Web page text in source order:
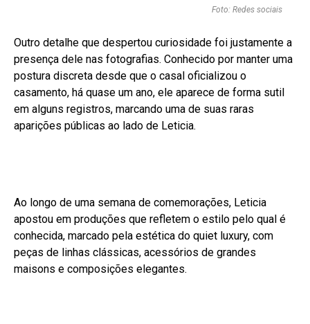
Foto: Redes sociais
Outro detalhe que despertou curiosidade foi justamente a
presença dele nas fotografias. Conhecido por manter uma
postura discreta desde que o casal oficializou o
casamento, há quase um ano, ele aparece de forma sutil
em alguns registros, marcando uma de suas raras
aparições públicas ao lado de Leticia.
Ao longo de uma semana de comemorações, Leticia
apostou em produções que refletem o estilo pelo qual é
conhecida, marcado pela estética do quiet luxury, com
peças de linhas clássicas, acessórios de grandes
maisons e composições elegantes.